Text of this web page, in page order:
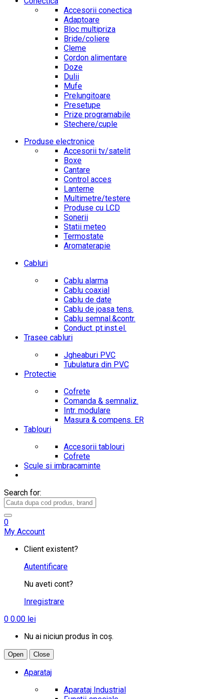
Accesorii conectica
Adaptoare
Bloc multipriza
Bride/coliere
Cleme
Cordon alimentare
Doze
Dulii
Mufe
Prelungitoare
Presetupe
Prize programabile
Stechere/cuple
Produse electronice
Accesorii tv/satelit
Boxe
Cantare
Control acces
Lanterne
Multimetre/testere
Produse cu LCD
Sonerii
Statii meteo
Termostate
Aromaterapie
Cabluri
Cablu alarma
Cablu coaxial
Cablu de date
Cablu de joasa tens.
Cablu semnal.&contr.
Conduct. pt.inst.el.
Trasee cabluri
Jgheaburi PVC
Tubulatura din PVC
Protectie
Cofrete
Comanda & semnaliz.
Intr. modulare
Masura & compens. ER
Tablouri
Accesorii tablouri
Cofrete
Scule si imbracaminte
Search for:
0
My Account
Client existent?
Autentificare
Nu aveti cont?
Inregistrare
0 0.00 lei
Nu ai niciun produs în coș.
Open Close
Aparataj
Aparataj Industrial